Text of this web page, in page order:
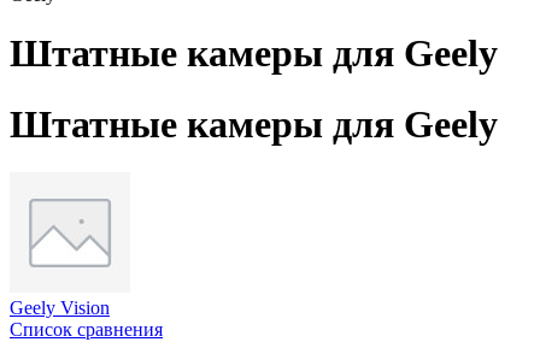
Штатные камеры для Geely
Штатные камеры для Geely
Geely Vision
Список сравнения